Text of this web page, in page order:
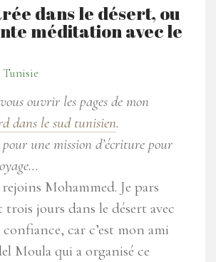
dans le désert, ou
méditation avec le
Tunisie
ouvrir les pages de mon
dans le sud tunisien.
pour une mission d’écriture pour
Mohammed. Je pars
jours dans le désert avec
confiance, car c’est mon ami
Moula qui a organisé ce